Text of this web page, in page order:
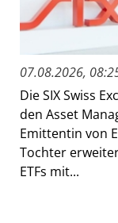
07.08.2026,
Die SIX Swiss
den Asset
Emittentin von
Tochter
ETFs mit...